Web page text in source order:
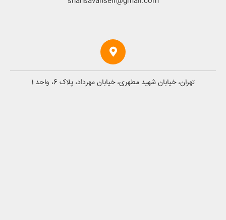
تهران، خیابان شهید مطهری، خیابان مهرداد، پلاک 6، واحد 1